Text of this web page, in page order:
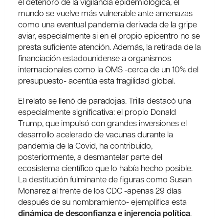
mundo se vuelve más vulnerable ante amenazas
como una eventual pandemia derivada de la gripe
aviar, especialmente si en el propio epicentro no se
presta suficiente atención. Además, la retirada de la
financiación estadounidense a organismos
internacionales como la OMS -cerca de un 10% del
presupuesto- acentúa esta fragilidad global.
El relato se llenó de paradojas. Trilla destacó una
especialmente significativa: el propio Donald
Trump, que impulsó con grandes inversiones el
desarrollo acelerado de vacunas durante la
pandemia de la Covid, ha contribuido,
posteriormente, a desmantelar parte del
ecosistema científico que lo había hecho posible.
La destitución fulminante de figuras como Susan
Monarez al frente de los CDC -apenas 29 días
después de su nombramiento- ejemplifica esta
dinámica de desconfianza e injerencia política.